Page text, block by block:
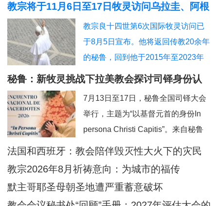
教宗将于11月6日至17日牧灵访问乌拉圭、阿根
廷和秘鲁
教宗良十四世第6次国际牧灵访问已
于8月5日宣布。他将返回传教20余年
的秘鲁，回到他于2015年至2023年
担任主教的奇克拉约，并前往亚马逊
教宗方济各的出生地阿根廷，以及将
近40年没有教宗访问过的乌拉圭。被
秘鲁人民视为同胞的普雷沃斯特教
宗，即将回到他度过多年传教岁月的
安第斯大地，在那里
秘鲁：新牧灵挑战下拉美教会探讨司铎身份认
同
7月13日至17日，秘鲁全国司铎大会
举行，主题为“以基督元首的身份In
persona Christi Capitis”。来自秘鲁
全国46个教会辖区的司铎齐聚一堂，
之圣事性临在的司铎：其身份、灵修
与使命”。大会旨在加强司铎之间的弟
法国和西班牙：教会陪伴毁灭性大火下的灾民
教宗2026年8月祈祷意向：为城市的福传
默主哥耶圣母朝圣地遭严重蓄意破坏